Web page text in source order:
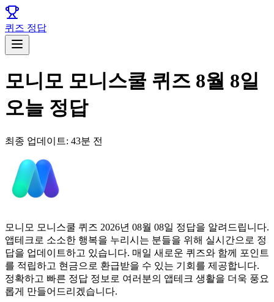
퀴즈 정답
모니모 모니스쿨 퀴즈 8월 8일
오늘 정답
최종 업데이트: 43분 전
모니모 모니스쿨 퀴즈 2026년 08월 08일 정답을 알려드립니다.
앱테크로 소소한 행복을 누리시는 분들을 위해 실시간으로 정
답을 업데이트하고 있습니다. 매일 새로운 퀴즈와 함께 포인트
를 적립하고 현금으로 환급받을 수 있는 기회를 제공합니다.
정확하고 빠른 정답 정보로 여러분의 앱테크 생활을 더욱 풍요
롭게 만들어드리겠습니다.